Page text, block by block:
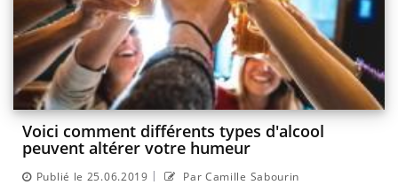
Voici comment différents types d'alcool
peuvent altérer votre humeur
Publié le 25.06.2019 | Par Camille Sabourin